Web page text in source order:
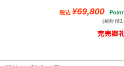
税込 ¥69,800
(税別